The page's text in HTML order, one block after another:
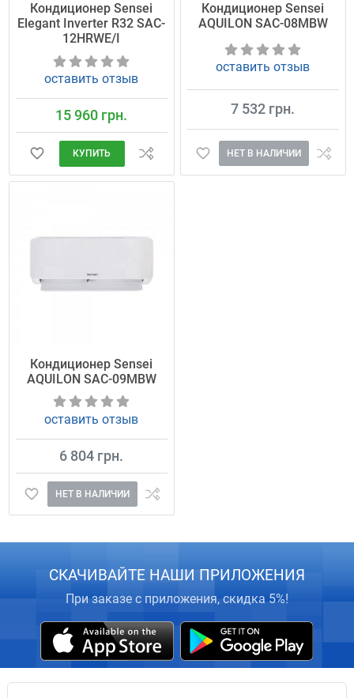
Кондиционер Sensei
Elegant Inverter R32 SAC-
12HRWE/I
оставить отзыв
15 960 грн.
КУПИТЬ
Кондиционер Sensei
AQUILON SAC-08MBW
оставить отзыв
7 532 грн.
НЕТ В НАЛИЧИИ
Кондиционер Sensei
AQUILON SAC-09MBW
оставить отзыв
6 804 грн.
НЕТ В НАЛИЧИИ
СКАЧИВАЙТЕ НАШИ ПРИЛОЖЕНИЯ
При заказе с приложения, скидка 5%!